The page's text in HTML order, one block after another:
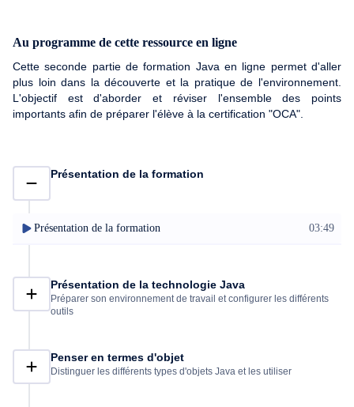
Au programme de cette ressource en ligne
Cette seconde partie de formation Java en ligne permet d'aller
plus loin dans la découverte et la pratique de l'environnement.
L'objectif est d'aborder et réviser l'ensemble des points
importants afin de préparer l'élève à la certification "OCA".
Présentation de la formation
Présentation de la formation 03:49
Présentation de la technologie Java
Préparer son environnement de travail et configurer les différents
outils
Penser en termes d'objet
Distinguer les différents types d'objets Java et les utiliser